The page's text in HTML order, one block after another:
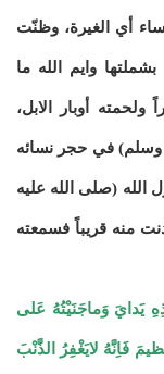
أي الغيرة، وظنّت
وايم الله ما
أوبار الابل،
وسلم) في حجر نسائه
(صلى الله عليه
منه قريباً فسمعته
يَدايَ وَماجَنَيْتُهُ عَلى
فَاِنَّهُ لايَغْفِرُ الذَّنْبَ